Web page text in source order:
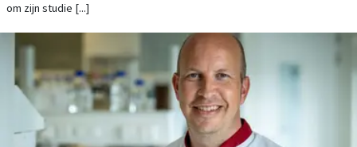
om zijn studie [...]